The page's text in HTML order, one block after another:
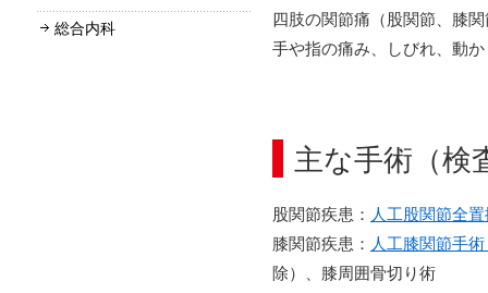
四肢の関節痛（股関節、膝
手や指の痛み、しびれ、動
主な手術（検
股関節疾患： 人工股関節全
膝関節疾患： 人工膝関節手
除）、膝周囲骨切り術
総合内科